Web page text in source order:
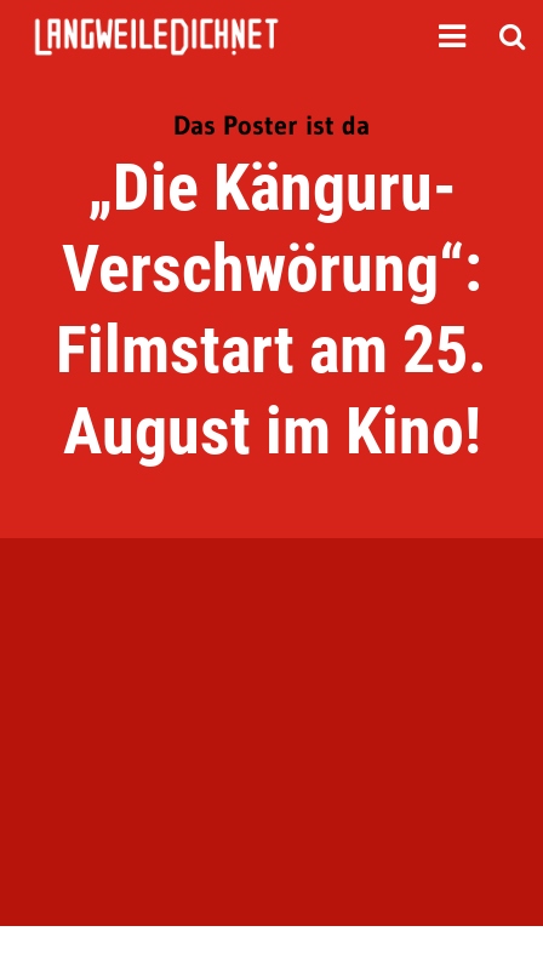
Das Poster ist da
„Die Känguru-
Verschwörung“:
Filmstart am 25.
August im Kino!